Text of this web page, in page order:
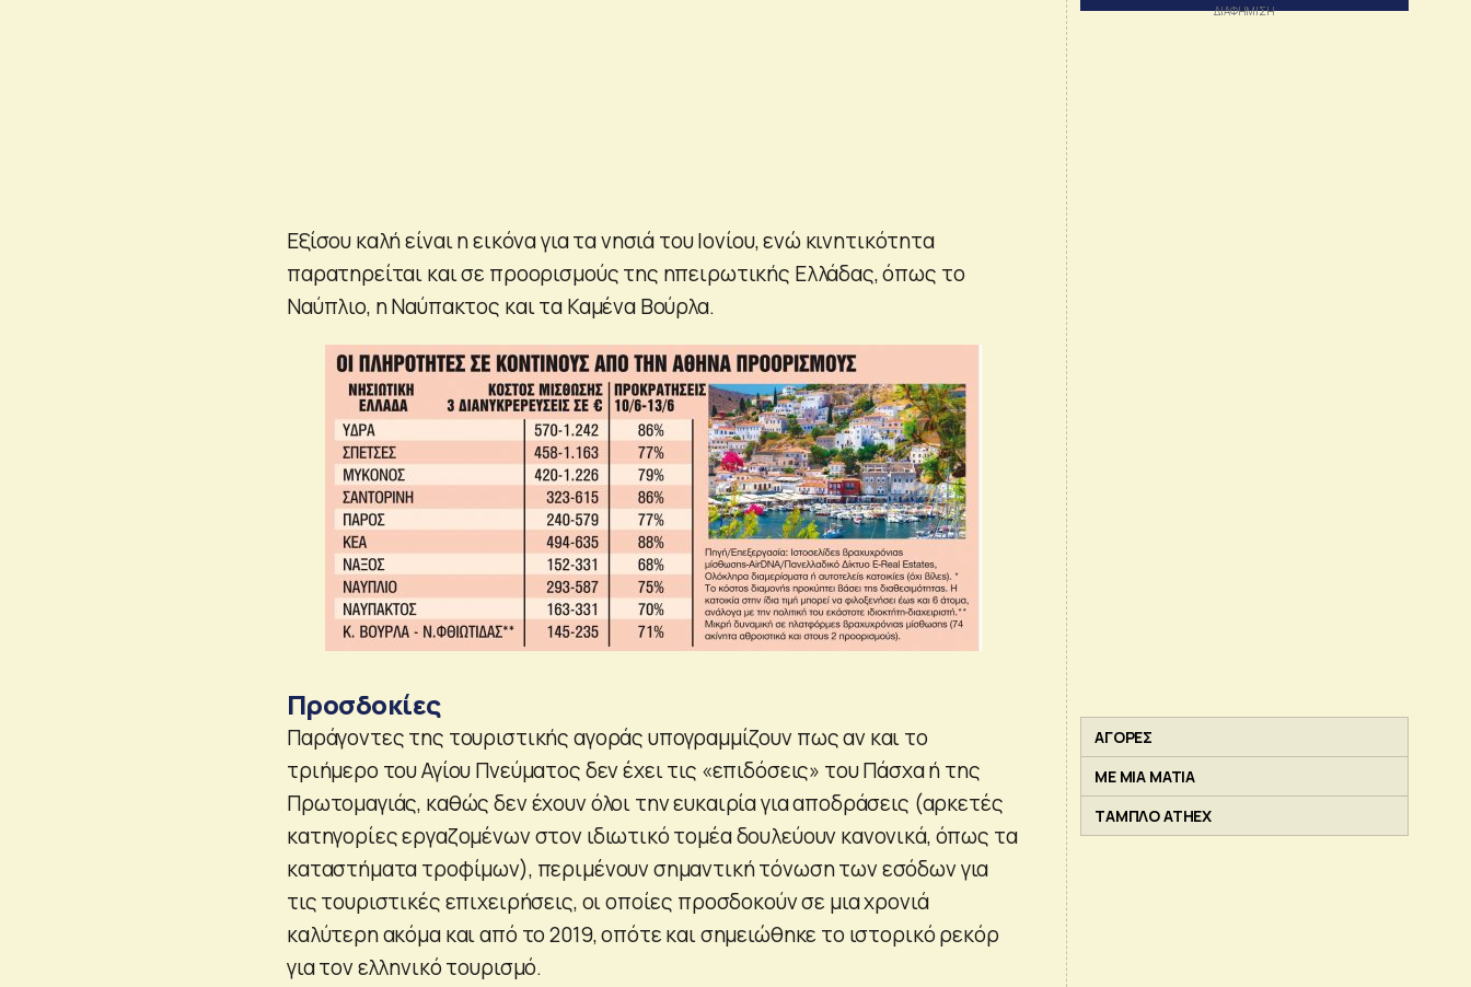
Εξίσου καλή είναι η εικόνα για τα νησιά του Ιονίου, ενώ κινητικότητα
παρατηρείται και σε προορισμούς της ηπειρωτικής Ελλάδας, όπως το
Ναύπλιο, η Ναύπακτος και τα Καμένα Βούρλα.
Προσδοκίες
Παράγοντες της τουριστικής αγοράς υπογραμμίζουν πως αν και το
τριήμερο του Αγίου Πνεύματος δεν έχει τις «επιδόσεις» του Πάσχα ή της
Πρωτομαγιάς, καθώς δεν έχουν όλοι την ευκαιρία για αποδράσεις (αρκετές
κατηγορίες εργαζομένων στον ιδιωτικό τομέα δουλεύουν κανονικά, όπως τα
καταστήματα τροφίμων), περιμένουν σημαντική τόνωση των εσόδων για
τις τουριστικές επιχειρήσεις, οι οποίες προσδοκούν σε μια χρονιά
καλύτερη ακόμα και από το 2019, οπότε και σημειώθηκε το ιστορικό ρεκόρ
για τον ελληνικό τουρισμό.
ΑΓΟΡΕΣ
ΜΕ ΜΙΑ ΜΑΤΙΑ
ΤΑΜΠΛΟ ATHEX